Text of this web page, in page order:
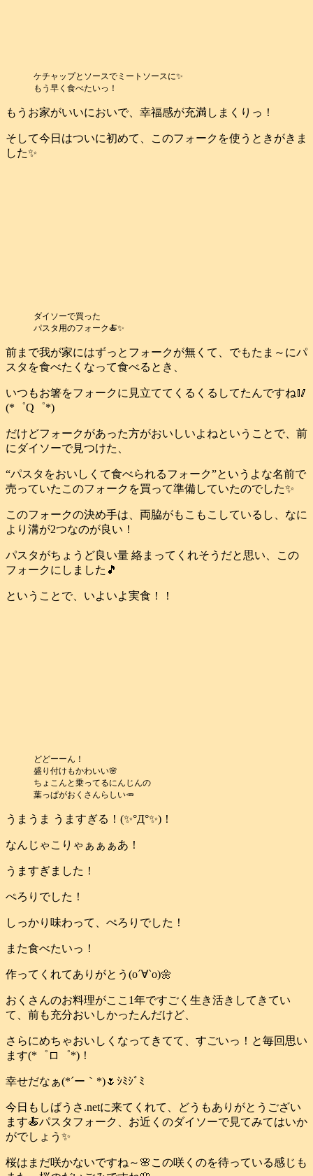
ケチャップとソースでミートソースに✨
もう早く食べたいっ！
もうお家がいいにおいで、幸福感が充満しまくりっ！
そして今日はついに初めて、このフォークを使うときがきま
した✨
ダイソーで買った
パスタ用のフォーク🍝✨
前まで我が家にはずっとフォークが無くて、でもたま～にパ
スタを食べたくなって食べるとき、
いつもお箸をフォークに見立ててくるくるしてたんですね🥢
(*゜Q゜*)
だけどフォークがあった方がおいしいよねということで、前
にダイソーで見つけた、
“パスタをおいしくて食べられるフォーク”というよな名前で
売っていたこのフォークを買って準備していたのでした✨
このフォークの決め手は、両脇がもこもこしているし、なに
より溝が2つなのが良い！
パスタがちょうど良い量 絡まってくれそうだと思い、この
フォークにしました🎵
ということで、いよいよ実食！！
どどーーん！
盛り付けもかわいい🌸
ちょこんと乗ってるにんじんの
葉っぱがおくさんらしい🥕
うまうま うますぎる！(✨°Д°✨)！
なんじゃこりゃぁぁぁあ！
うますぎました！
ぺろりでした！
しっかり味わって、ぺろりでした！
また食べたいっ！
作ってくれてありがとう(о´∀`о)🌼
おくさんのお料理がここ1年ですごく生き活きしてきてい
て、前も充分おいしかったんだけど、
さらにめちゃおいしくなってきてて、すごいっ！と毎回思い
ます(*゜ロ゜*)！
幸せだなぁ(*´ー｀*)🌷ｼﾐｼﾞﾐ
今日もしばうさ.netに来てくれて、どうもありがとうござい
ます🍝パスタフォーク、お近くのダイソーで見てみてはいか
がでしょう✨
桜はまだ咲かないですね～🌸この咲くのを待っている感じも